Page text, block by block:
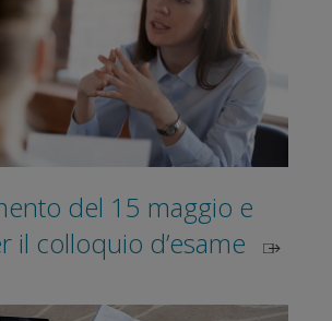
del 15 maggio e
il colloquio d’esame